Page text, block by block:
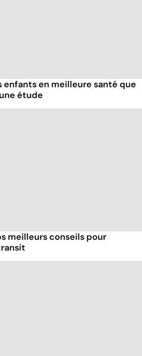
enfants en meilleure santé que
étude
meilleurs conseils pour